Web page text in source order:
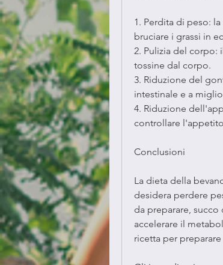
1. Perdita di peso:
bruciare i grassi in
2. Pulizia del corpo:
tossine dal corpo.
3. Riduzione del
intestinale e a
4. Riduzione
controllare
Conclusioni
La dieta della
desidera perdere
da preparare,
accelerare il
ricetta per